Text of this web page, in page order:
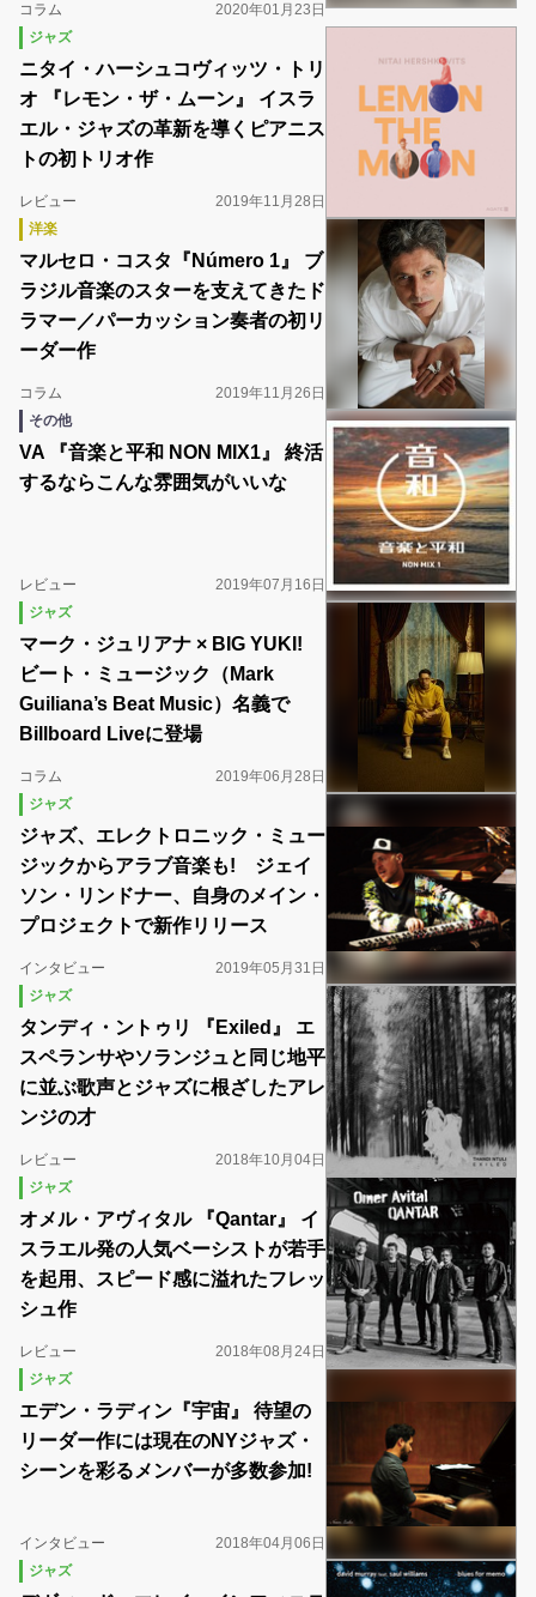
コラム
2020年01月23日
ジャズ
ニタイ・ハーシュコヴィッツ・トリ
オ 『レモン・ザ・ムーン』 イスラ
エル・ジャズの革新を導くピアニス
トの初トリオ作
レビュー
2019年11月28日
洋楽
マルセロ・コスタ『Número 1』 ブ
ラジル音楽のスターを支えてきたド
ラマー／パーカッション奏者の初リ
ーダー作
コラム
2019年11月26日
その他
VA 『音楽と平和 NON MIX1』 終活
するならこんな雰囲気がいいな
レビュー
2019年07月16日
ジャズ
マーク・ジュリアナ × BIG YUKI!
ビート・ミュージック（Mark
Guiliana’s Beat Music）名義で
Billboard Liveに登場
コラム
2019年06月28日
ジャズ
ジャズ、エレクトロニック・ミュー
ジックからアラブ音楽も! ジェイ
ソン・リンドナー、自身のメイン・
プロジェクトで新作リリース
インタビュー
2019年05月31日
ジャズ
タンディ・ントゥリ 『Exiled』 エ
スペランサやソランジュと同じ地平
に並ぶ歌声とジャズに根ざしたアレ
ンジの才
レビュー
2018年10月04日
ジャズ
オメル・アヴィタル 『Qantar』 イ
スラエル発の人気ベーシストが若手
を起用、スピード感に溢れたフレッ
シュ作
レビュー
2018年08月24日
ジャズ
エデン・ラディン『宇宙』 待望の
リーダー作には現在のNYジャズ・
シーンを彩るメンバーが多数参加!
インタビュー
2018年04月06日
ジャズ